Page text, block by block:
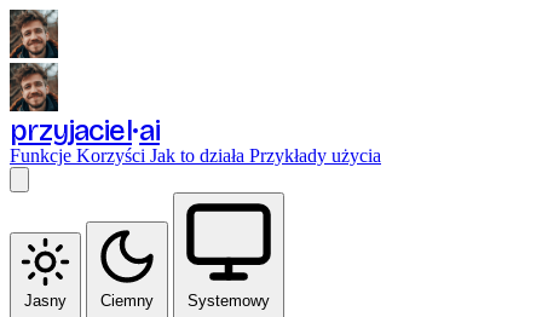
przyjaciel ai
Funkcje Korzyści Jak to działa Przykłady użycia
Jasny Ciemny Systemowy